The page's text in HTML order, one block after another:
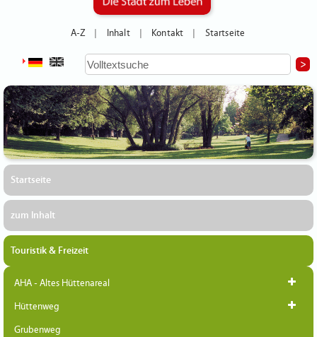
A-Z Inhalt Kontakt Startseite
Startseite
zum Inhalt
Touristik & Freizeit
AHA - Altes Hüttenareal
Hüttenweg
Grubenweg